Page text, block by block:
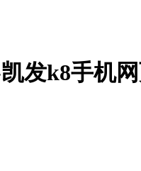
发k8手机